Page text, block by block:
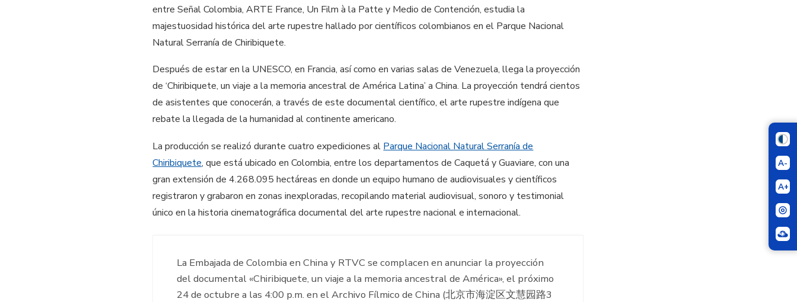
A-
A+
entre Señal Colombia, ARTE France, Un Film à la Patte y Medio de Contención, estudia la
majestuosidad histórica del arte rupestre hallado por científicos colombianos en el Parque Nacional
Natural Serranía de Chiribiquete.
Después de estar en la UNESCO, en Francia, así como en varias salas de Venezuela, llega la proyección
de ‘Chiribiquete, un viaje a la memoria ancestral de América Latina’ a China. La proyección tendrá cientos
de asistentes que conocerán, a través de este documental científico, el arte rupestre indígena que
rebate la llegada de la humanidad al continente americano.
La producción se realizó durante cuatro expediciones al Parque Nacional Natural Serranía de
Chiribiquete, que está ubicado en Colombia, entre los departamentos de Caquetá y Guaviare, con una
gran extensión de 4.268.095 hectáreas en donde un equipo humano de audiovisuales y científicos
registraron y grabaron en zonas inexploradas, recopilando material audiovisual, sonoro y testimonial
único en la historia cinematográfica documental del arte rupestre nacional e internacional.
La Embajada de Colombia en China y RTVC se complacen en anunciar la proyección
del documental «Chiribiquete, un viaje a la memoria ancestral de América», el próximo
24 de octubre a las 4:00 p.m. en el Archivo Fílmico de China (北京市海淀区文慧园路3